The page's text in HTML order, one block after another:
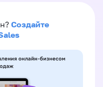
Создайте